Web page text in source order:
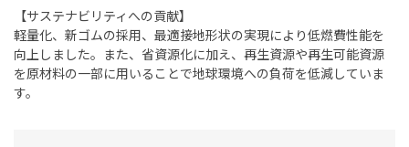
【サステナビリティへの貢献】
軽量化、新ゴムの採用、最適接地形状の実現により低燃費性能を
向上しました。また、省資源化に加え、再生資源や再生可能資源
を原材料の一部に用いることで地球環境への負荷を低減していま
す。